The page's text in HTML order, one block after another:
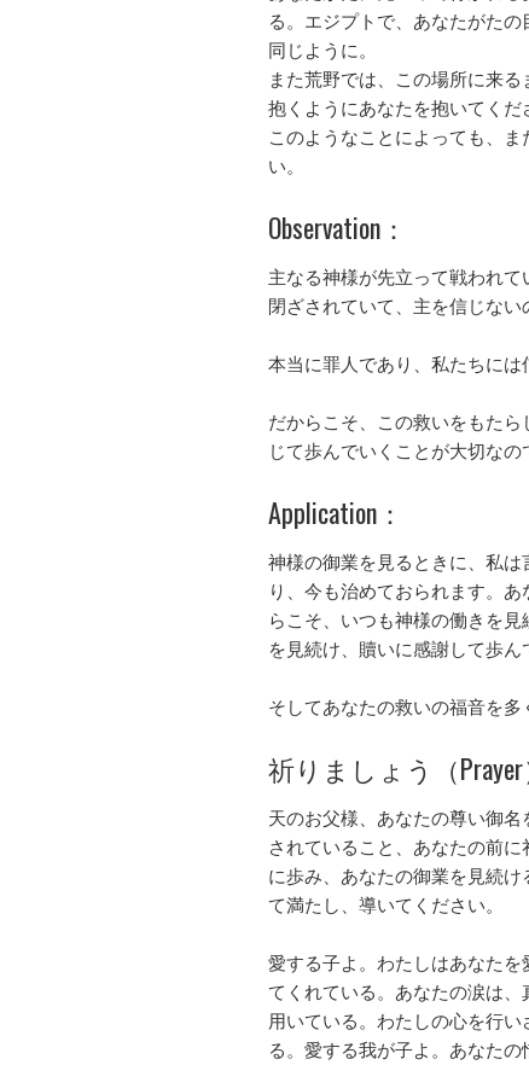
る。エジプトで、あなたがた
同じように。
また荒野では、この場所に来
抱くようにあなたを抱いてくだ
このようなことによっても、
い。
Observation：
主なる神様が先立って戦われ
閉ざされていて、主を信じない
本当に罪人であり、私たちには
だからこそ、この救いをもた
じて歩んでいくことが大切なの
Application：
神様の御業を見るときに、私
り、今も治めておられます。
らこそ、いつも神様の働きを
を見続け、贖いに感謝して歩ん
そしてあなたの救いの福音を多
祈りましょう（Prayer
天のお父様、あなたの尊い御
されていること、あなたの前
に歩み、あなたの御業を見続
て満たし、導いてください。
愛する子よ。わたしはあなた
てくれている。あなたの涙は
用いている。わたしの心を行
る。愛する我が子よ。あなた